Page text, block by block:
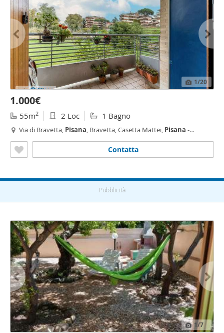
1/20
1.000€
55m2 2 Loc 1 Bagno
Via di Bravetta, Pisana, Bravetta, Casetta Mattei, Pisana -
Contatta
Pubblicità
1/7